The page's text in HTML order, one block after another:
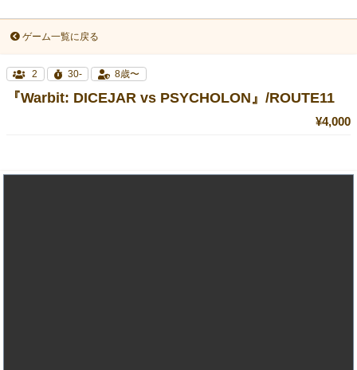
ゲーム一覧に戻る
2 30- 8歳〜
『Warbit: DICEJAR vs PSYCHOLON』/ROUTE11
¥4,000